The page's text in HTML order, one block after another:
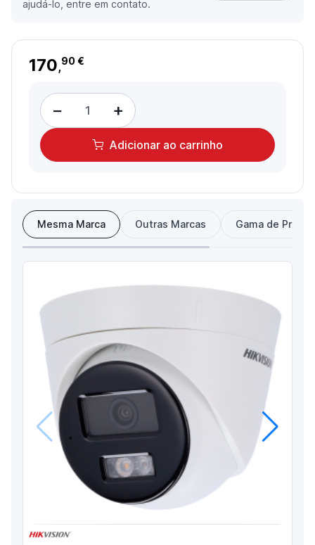
ajudá-lo, entre em contato.
170,90 €
− +
Adicionar ao carrinho
Mesma Marca Outras Marcas Gama de Preço
Anterior Próximo